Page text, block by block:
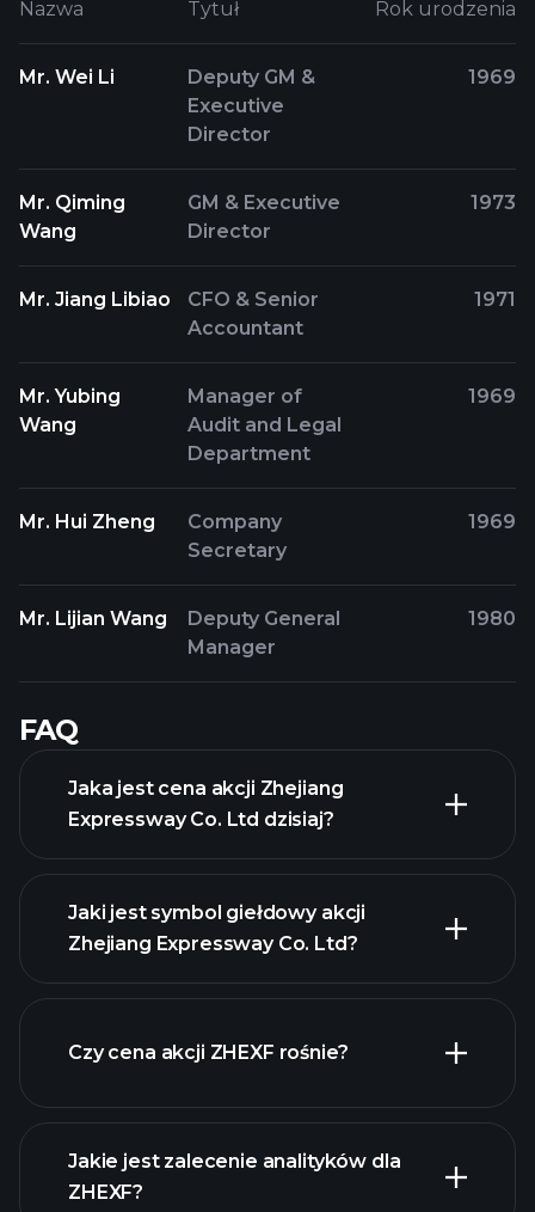
Nazwa Tytuł Rok urodzenia
Mr. Wei Li
Deputy GM &
Executive
Director
1969
Mr. Qiming
Wang
GM & Executive
Director
1973
Mr. Jiang Libiao
CFO & Senior
Accountant
1971
Mr. Yubing
Wang
Manager of
Audit and Legal
Department
1969
Mr. Hui Zheng
Company
Secretary
1969
Mr. Lijian Wang
Deputy General
Manager
1980
FAQ
Jaka jest cena akcji Zhejiang
Expressway Co. Ltd dzisiaj?
zaawansowanej wykresie
Jaki jest symbol giełdowy akcji
Zhejiang Expressway Co. Ltd?
Czy cena akcji ZHEXF rośnie?
Jakie jest zalecenie analityków dla
ZHEXF?